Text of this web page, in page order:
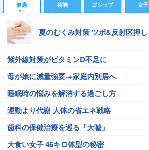
健康 芸能 ゴシップ 女子
夏のむくみ対策 ツボ&反射区押し
紫外線対策がビタミンD不足に
母が娘に減量強要→家庭内別居へ
睡眠時の悩みを解消する過ごし方
運動より代謝 人体の省エネ戦略
歯科の保健治療を巡る「大嘘」
大食い女子 46キロ体型の秘密